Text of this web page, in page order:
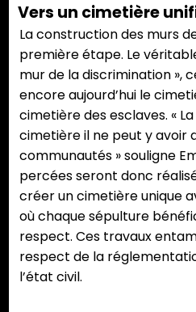
Vers un cimetière
La construction des murs
première étape. Le
mur de la discrimination »,
encore aujourd’hui le
cimetière des esclaves. «
cimetière il ne peut y avoir
communautés » souligne
percées seront donc
créer un cimetière unique
où chaque sépulture
respect. Ces travaux
respect de la
l’état civil.